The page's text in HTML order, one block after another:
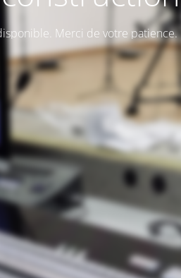
Merci de votre patience.